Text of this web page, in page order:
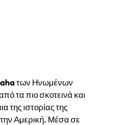
των Ηνωμένων
τα πιο σκοτεινά και
της ιστορίας της
Αμερική. Μέσα σε